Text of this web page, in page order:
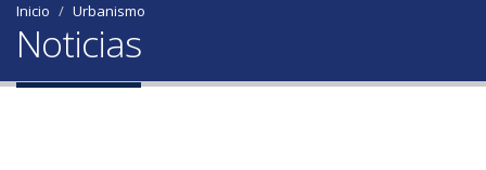
Inicio Urbanismo
Noticias